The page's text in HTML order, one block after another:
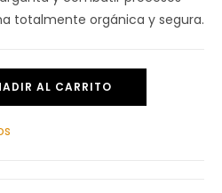
totalmente orgánica y segura.
AL CARRITO